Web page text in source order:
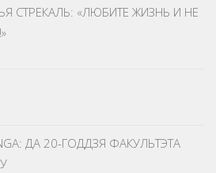
СТРЕКАЛЬ: «ЛЮБИТЕ ЖИЗНЬ И НЕ
ДА 20-ГОДДЗЯ ФАКУЛЬТЭТА